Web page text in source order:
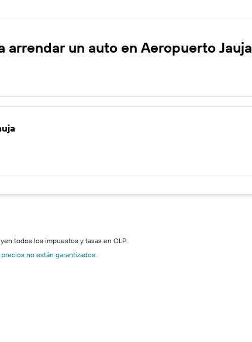
arrendar un auto en Aeropuerto Jauja
todos los impuestos y tasas en CLP.
no están garantizados.